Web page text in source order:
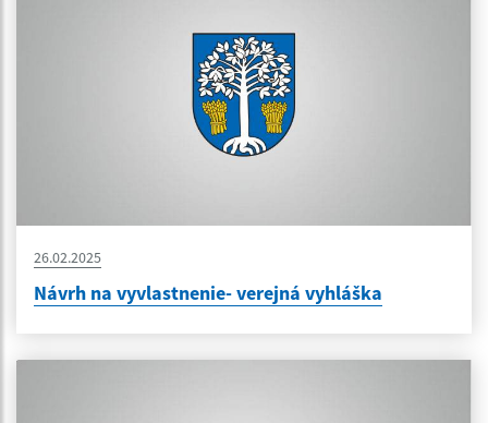
26.02.2025
Návrh na vyvlastnenie- verejná vyhláška